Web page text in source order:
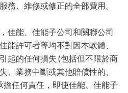
務、維修或修正的全部費用。
佳能、佳能子公司和關聯公司
能許可者等均不對因本軟體、
起的任何損失 (包括但不限於商
、業務中斷或其他賠償性的、
擔任何責任，即使佳能、佳能子